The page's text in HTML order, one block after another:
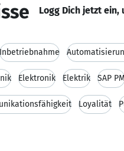
Logg Dich jetzt ein,
Inbetriebnahme
Elektronik Elektrik SAP
Loyalität